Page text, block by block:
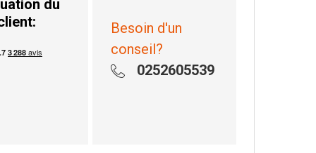
du
Besoin d'un
conseil?
0252605539